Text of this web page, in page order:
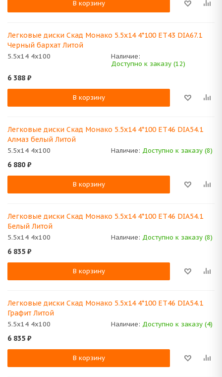
В корзину
Легковые диски Скад Монако 5.5x14 4*100 ET43 DIA67.1
Черный бархат Литой
5.5x14 4x100
Наличие:
Доступно к заказу (12)
6 388 ₽
В корзину
Легковые диски Скад Монако 5.5x14 4*100 ET46 DIA54.1
Алмаз белый Литой
5.5x14 4x100 Наличие: Доступно к заказу (8)
6 880 ₽
В корзину
Легковые диски Скад Монако 5.5x14 4*100 ET46 DIA54.1
Белый Литой
5.5x14 4x100 Наличие: Доступно к заказу (8)
6 835 ₽
В корзину
Легковые диски Скад Монако 5.5x14 4*100 ET46 DIA54.1
Графит Литой
5.5x14 4x100 Наличие: Доступно к заказу (4)
6 835 ₽
В корзину